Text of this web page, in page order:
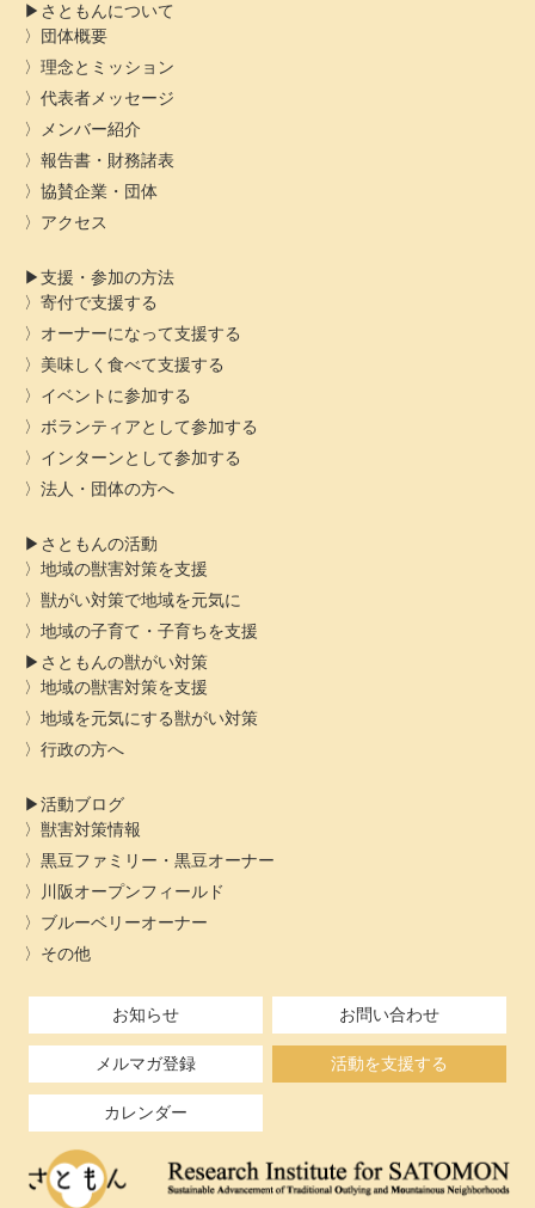
さともんについて
団体概要
理念とミッション
代表者メッセージ
メンバー紹介
報告書・財務諸表
協賛企業・団体
アクセス
支援・参加の方法
寄付で支援する
オーナーになって支援する
美味しく食べて支援する
イベントに参加する
ボランティアとして参加する
インターンとして参加する
法人・団体の方へ
さともんの活動
地域の獣害対策を支援
獣がい対策で地域を元気に
地域の子育て・子育ちを支援
さともんの獣がい対策
地域の獣害対策を支援
地域を元気にする獣がい対策
行政の方へ
活動ブログ
獣害対策情報
黒豆ファミリー・黒豆オーナー
川阪オープンフィールド
ブルーベリーオーナー
その他
お知らせ お問い合わせ
メルマガ登録 活動を支援する
カレンダー